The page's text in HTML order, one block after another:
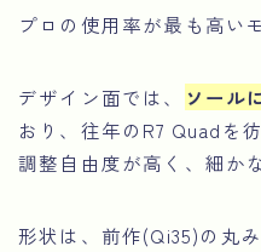
プロの使用率が最も高い
デザイン面では、 ソール
おり、往年のR7 Quadを
調整自由度が高く、細か
形状は、前作(Qi35)の丸